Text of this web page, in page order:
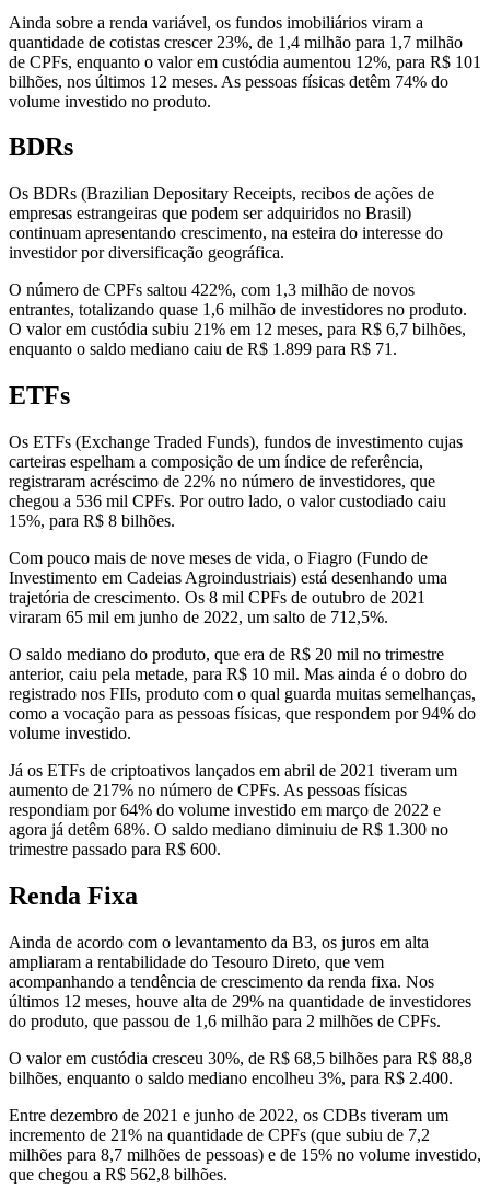
Ainda sobre a renda variável, os fundos imobiliários viram a
quantidade de cotistas crescer 23%, de 1,4 milhão para 1,7 milhão
de CPFs, enquanto o valor em custódia aumentou 12%, para R$ 101
bilhões, nos últimos 12 meses. As pessoas físicas detêm 74% do
volume investido no produto.
BDRs
Os BDRs (Brazilian Depositary Receipts, recibos de ações de
empresas estrangeiras que podem ser adquiridos no Brasil)
continuam apresentando crescimento, na esteira do interesse do
investidor por diversificação geográfica.
O número de CPFs saltou 422%, com 1,3 milhão de novos
entrantes, totalizando quase 1,6 milhão de investidores no produto.
O valor em custódia subiu 21% em 12 meses, para R$ 6,7 bilhões,
enquanto o saldo mediano caiu de R$ 1.899 para R$ 71.
ETFs
Os ETFs (Exchange Traded Funds), fundos de investimento cujas
carteiras espelham a composição de um índice de referência,
registraram acréscimo de 22% no número de investidores, que
chegou a 536 mil CPFs. Por outro lado, o valor custodiado caiu
15%, para R$ 8 bilhões.
Com pouco mais de nove meses de vida, o Fiagro (Fundo de
Investimento em Cadeias Agroindustriais) está desenhando uma
trajetória de crescimento. Os 8 mil CPFs de outubro de 2021
viraram 65 mil em junho de 2022, um salto de 712,5%.
O saldo mediano do produto, que era de R$ 20 mil no trimestre
anterior, caiu pela metade, para R$ 10 mil. Mas ainda é o dobro do
registrado nos FIIs, produto com o qual guarda muitas semelhanças,
como a vocação para as pessoas físicas, que respondem por 94% do
volume investido.
Já os ETFs de criptoativos lançados em abril de 2021 tiveram um
aumento de 217% no número de CPFs. As pessoas físicas
respondiam por 64% do volume investido em março de 2022 e
agora já detêm 68%. O saldo mediano diminuiu de R$ 1.300 no
trimestre passado para R$ 600.
Renda Fixa
Ainda de acordo com o levantamento da B3, os juros em alta
ampliaram a rentabilidade do Tesouro Direto, que vem
acompanhando a tendência de crescimento da renda fixa. Nos
últimos 12 meses, houve alta de 29% na quantidade de investidores
do produto, que passou de 1,6 milhão para 2 milhões de CPFs.
O valor em custódia cresceu 30%, de R$ 68,5 bilhões para R$ 88,8
bilhões, enquanto o saldo mediano encolheu 3%, para R$ 2.400.
Entre dezembro de 2021 e junho de 2022, os CDBs tiveram um
incremento de 21% na quantidade de CPFs (que subiu de 7,2
milhões para 8,7 milhões de pessoas) e de 15% no volume investido,
que chegou a R$ 562,8 bilhões.